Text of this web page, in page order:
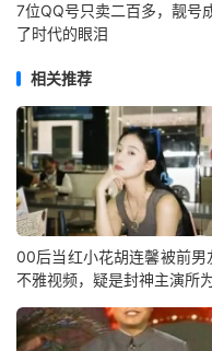
7位QQ号只卖二百多，靓号
了时代的眼泪
相关推荐
00后当红小花胡连馨被前男
不雅视频，疑是封神主演所